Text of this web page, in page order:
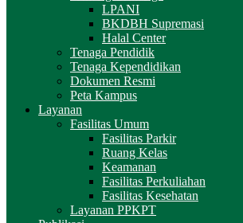
LPANI
BKDBH Supremasi
Halal Center
Tenaga Pendidik
Tenaga Kependidikan
Dokumen Resmi
Peta Kampus
Layanan
Fasilitas Umum
Fasilitas Parkir
Ruang Kelas
Keamanan
Fasilitas Perkuliahan
Fasilitas Kesehatan
Layanan PPKPT